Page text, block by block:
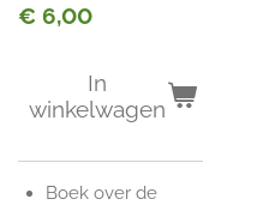
€ 6,00
In
winkelwagen
Boek over de